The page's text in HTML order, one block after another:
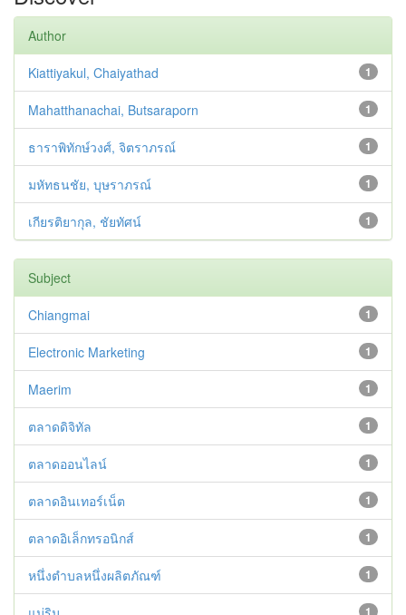
Author
1
Kiattiyakul, Chaiyathad
1
Mahatthanachai, Butsaraporn
1
ธาราพิทักษ์วงศ์, จิตราภรณ์
1
มหัทธนชัย, บุษราภรณ์
1
เกียรติยากุล, ชัยทัศน์
Subject
1
Chiangmai
1
Electronic Marketing
1
Maerim
1
ตลาดดิจิทัล
1
ตลาดออนไลน์
1
ตลาดอินเทอร์เน็ต
1
ตลาดอิเล็กทรอนิกส์
1
หนึ่งตำบลหนึ่งผลิตภัณฑ์
1